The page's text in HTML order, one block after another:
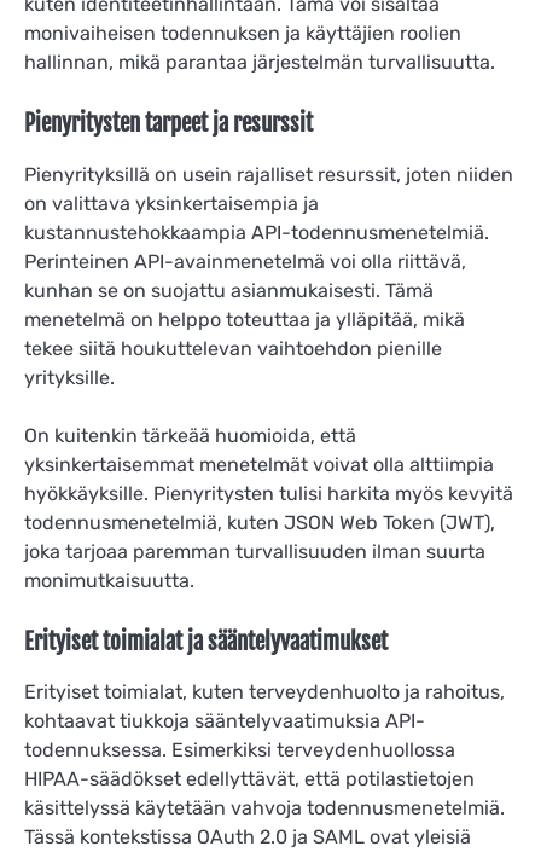
kuten identiteetinhallintaan. Tämä voi sisältää
monivaiheisen todennuksen ja käyttäjien roolien
hallinnan, mikä parantaa järjestelmän turvallisuutta.
Pienyritysten tarpeet ja resurssit
Pienyrityksillä on usein rajalliset resurssit, joten niiden
on valittava yksinkertaisempia ja
kustannustehokkaampia API-todennusmenetelmiä.
Perinteinen API-avainmenetelmä voi olla riittävä,
kunhan se on suojattu asianmukaisesti. Tämä
menetelmä on helppo toteuttaa ja ylläpitää, mikä
tekee siitä houkuttelevan vaihtoehdon pienille
yrityksille.
On kuitenkin tärkeää huomioida, että
yksinkertaisemmat menetelmät voivat olla alttiimpia
hyökkäyksille. Pienyritysten tulisi harkita myös kevyitä
todennusmenetelmiä, kuten JSON Web Token (JWT),
joka tarjoaa paremman turvallisuuden ilman suurta
monimutkaisuutta.
Erityiset toimialat ja sääntelyvaatimukset
Erityiset toimialat, kuten terveydenhuolto ja rahoitus,
kohtaavat tiukkoja sääntelyvaatimuksia API-
todennuksessa. Esimerkiksi terveydenhuollossa
HIPAA-säädökset edellyttävät, että potilastietojen
käsittelyssä käytetään vahvoja todennusmenetelmiä.
Tässä kontekstissa OAuth 2.0 ja SAML ovat yleisiä